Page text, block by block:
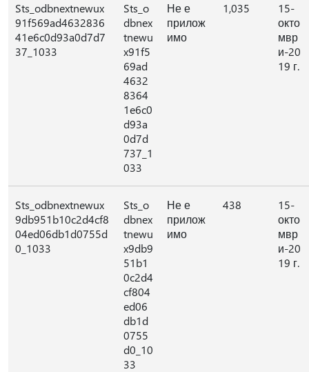
Sts_odbnextnewux
91f569ad4632836
41e6c0d93a0d7d7
37_1033
Sts_o
dbnex
tnewu
x91f5
69ad
4632
8364
1e6c0
d93a
0d7d
737_1
033
Не е
прилож
имо
1,035
15-
окто
мвр
и-20
19 г.
Sts_odbnextnewux
9db951b10c2d4cf8
04ed06db1d0755d
0_1033
Sts_o
dbnex
tnewu
x9db9
51b1
0c2d4
cf804
ed06
db1d
0755
d0_10
33
Не е
прилож
имо
438
15-
окто
мвр
и-20
19 г.